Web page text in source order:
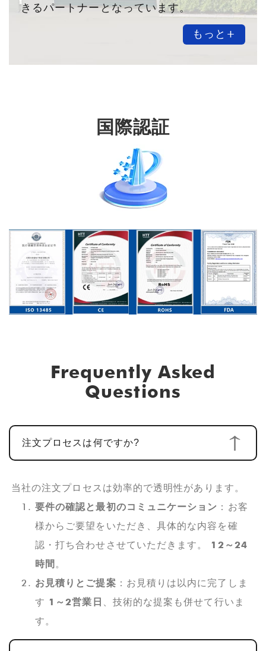
きるパートナーとなっています。
もっと+
国際認証
Frequently Asked
Questions
注文プロセスは何ですか?
当社の注文プロセスは効率的で透明性があります。
要件の確認と最初のコミュニケーション ：お客
様からご要望をいただき、具体的な内容を確
認・打ち合わせさせていただきます。 12～24
時間 。
お見積りとご提案 ：お見積りは以内に完了しま
す 1～2営業日 、技術的な提案も併せて行いま
す。
カスタム設計と開発: お見積りが確定したら、